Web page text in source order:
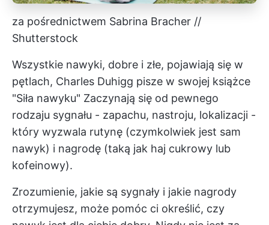
za pośrednictwem Sabrina Bracher //
Shutterstock
Wszystkie nawyki, dobre i złe, pojawiają się w
pętlach, Charles Duhigg pisze w swojej książce
"Siła nawyku" Zaczynają się od pewnego
rodzaju sygnału - zapachu, nastroju, lokalizacji -
który wyzwala rutynę (czymkolwiek jest sam
nawyk) i nagrodę (taką jak haj cukrowy lub
kofeinowy).
Zrozumienie, jakie są sygnały i jakie nagrody
otrzymujesz, może pomóc ci określić, czy